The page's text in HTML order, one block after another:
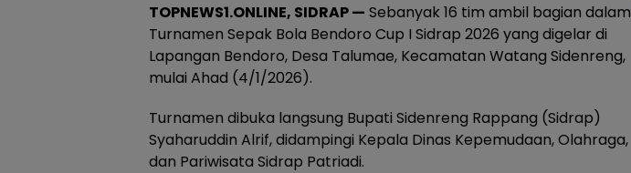
TOPNEWS1.ONLINE, SIDRAP — Sebanyak 16 tim ambil bagian dalam
Turnamen Sepak Bola Bendoro Cup I Sidrap 2026 yang digelar di
Lapangan Bendoro, Desa Talumae, Kecamatan Watang Sidenreng,
mulai Ahad (4/1/2026).
Turnamen dibuka langsung Bupati Sidenreng Rappang (Sidrap)
Syaharuddin Alrif, didampingi Kepala Dinas Kepemudaan, Olahraga,
dan Pariwisata Sidrap Patriadi.